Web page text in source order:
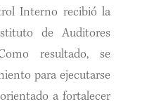
Interno recibió la
de Auditores
resultado, se
para ejecutarse
a fortalecer